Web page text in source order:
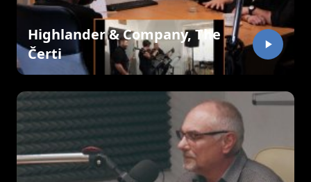
Highlander & Company, The
Čerti